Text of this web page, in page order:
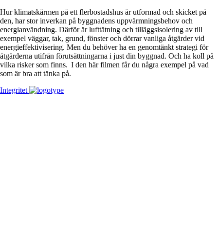
Hur klimatskärmen på ett flerbostadshus är utformad och skicket på
den, har stor inverkan på byggnadens uppvärmningsbehov och
energianvändning. Därför är lufttätning och tilläggsisolering av till
exempel väggar, tak, grund, fönster och dörrar vanliga åtgärder vid
energieffektivisering. Men du behöver ha en genomtänkt strategi för
åtgärderna utifrån förutsättningarna i just din byggnad. Och ha koll på
vilka risker som finns. I den här filmen får du några exempel på vad
som är bra att tänka på.
Integritet